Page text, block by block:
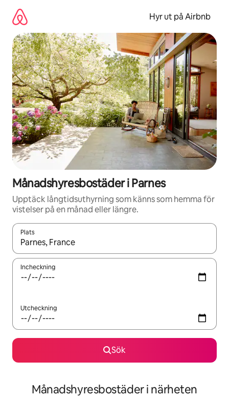
innehåll
Hyr ut på Airbnb
Månadshyresbostäder i Parnes
Upptäck långtidsuthyrning som känns som hemma för
vistelser på en månad eller längre.
Plats
När resultaten är tillgängliga kan du navigera med upp- och
Incheckning
Utcheckning
Sök
Månadshyresbostäder i närheten